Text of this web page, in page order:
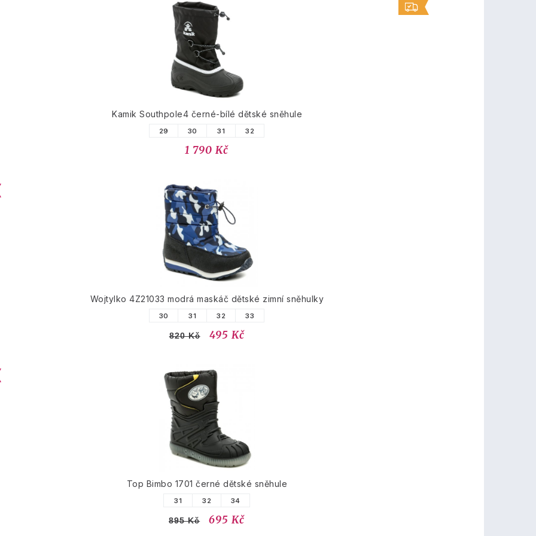
Kamik Southpole4 černé-bílé dětské sněhule
29 30 31 32
1 790 Kč
Wojtylko 4Z21033 modrá maskáč dětské zimní sněhulky
30 31 32 33
820 Kč 495 Kč
Top Bimbo 1701 černé dětské sněhule
31 32 34
895 Kč 695 Kč